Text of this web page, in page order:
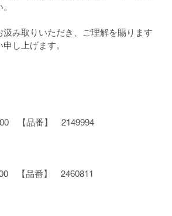
み取りいただき、ご理解を賜ります
し上げます。
【品番】 2149994
【品番】 2460811